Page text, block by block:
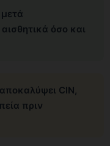
όσο και
CIN,
πριν